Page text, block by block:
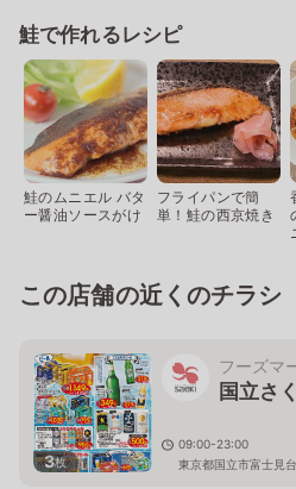
鮭で作れるレシピ
鮭のムニエル バタ
ー醤油ソースがけ
フライパンで簡
単！鮭の西京焼き
この店舗の近くのチラシ
3枚
フーズマ
国立さ
09:00-23:00
東京都国立市富士見